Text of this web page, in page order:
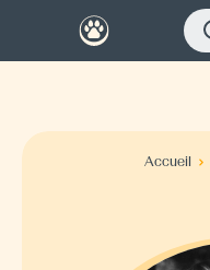
Accueil